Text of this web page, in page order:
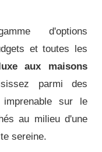
d'options
et toutes les
aux maisons
parmi des
imprenable sur le
au milieu d'une
sereine.